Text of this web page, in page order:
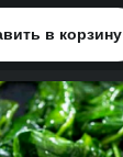
в корзину